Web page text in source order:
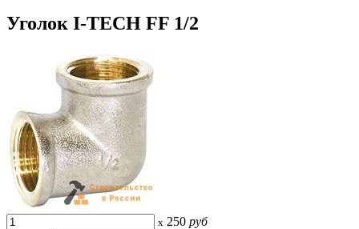
Уголок I-TECH FF 1/2
x 250 руб